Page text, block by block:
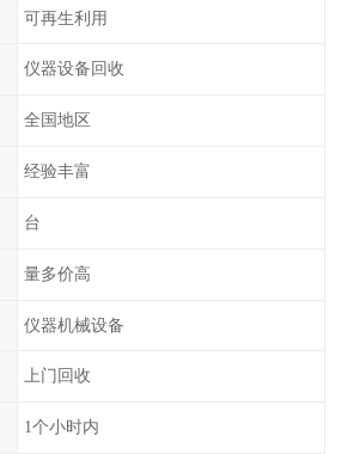
可再生利用
仪器设备回收
全国地区
经验丰富
台
量多价高
仪器机械设备
上门回收
1个小时内